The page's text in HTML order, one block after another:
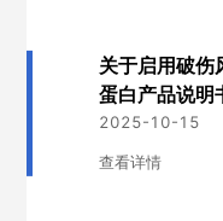
关于启用破伤
蛋白产品说明
2025-10-15
查看详情